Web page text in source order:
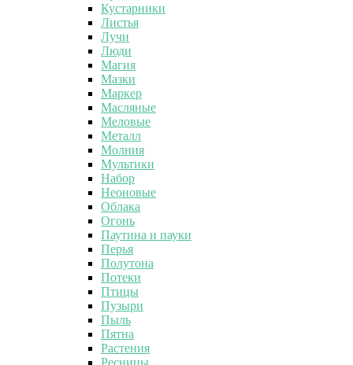
Кустарники
Листья
Лучи
Люди
Магия
Мазки
Маркер
Масляные
Меловые
Металл
Молния
Мультики
Набор
Неоновые
Облака
Огонь
Паутина и пауки
Перья
Полутона
Потеки
Птицы
Пузыри
Пыль
Пятна
Растения
Ресницы